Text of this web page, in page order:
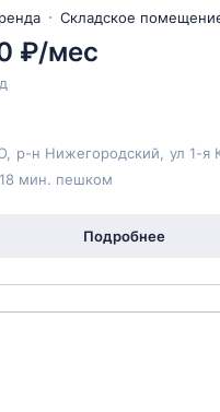
Складское
₽/мес
р-н Нижегородский ул 1-я
мин. пешком
Подробнее